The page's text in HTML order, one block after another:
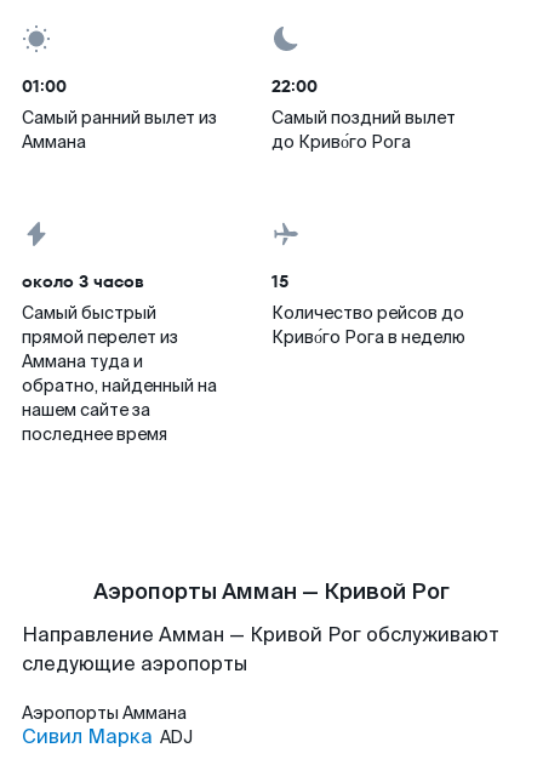
01:00
Самый ранний вылет из
Аммана
22:00
Самый поздний вылет
до Криво́го Рога
около 3 часов
Самый быстрый
прямой перелет из
Аммана туда и
обратно, найденный на
нашем сайте за
последнее время
15
Количество рейсов до
Криво́го Рога в неделю
Аэропорты Амман — Кривой Рог
Направление Амман — Кривой Рог обслуживают
следующие аэропорты
Аэропорты Аммана
Сивил Марка ADJ